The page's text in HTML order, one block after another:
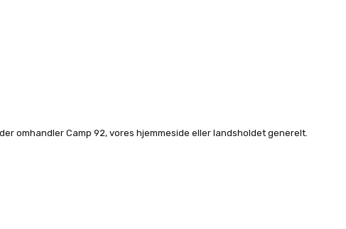
omhandler Camp 92, vores hjemmeside eller landsholdet generelt.